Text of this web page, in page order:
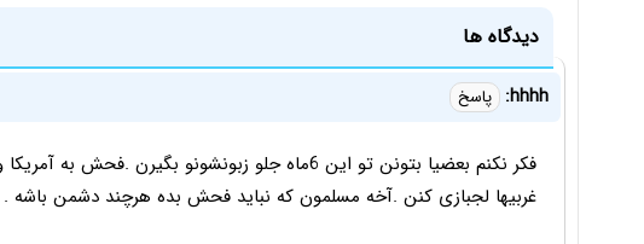
دیدگاه ها
hhhh: پاسخ
فکر نکنم بعضیا بتونن تو این 6ماه جلو زبونشونو بگیرن
غربیها لجبازی کنن .آخه مسلمون که نباید فحش بده هرچند دشمن باشه .